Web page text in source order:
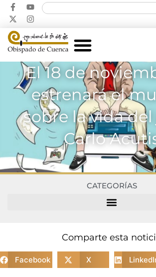
El 18 de
estrenará el
sobre la vida
Carlo
CATEGORÍAS
Comparte esta
Facebook X